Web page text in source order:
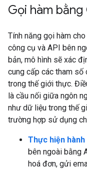
Gọi hàm bằng
Tính năng gọi hàm
công cụ và API bên
bản, mô hình sẽ xác
cung cấp các tham số
trong thế giới thực.
là cầu nối giữa ngôn
như dữ liệu trong thế
trường hợp sử dụng
Thực hiện hành
bên ngoài bằng
hoá đơn, gửi